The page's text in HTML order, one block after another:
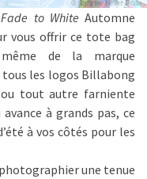
Fade to White Automne
vous offrir ce tote bag
de la marque
tous les logos Billabong
tout autre farniente
à grands pas, ce
à vos côtés pour les
une tenue